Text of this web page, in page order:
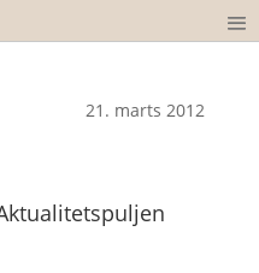
21. marts 2012